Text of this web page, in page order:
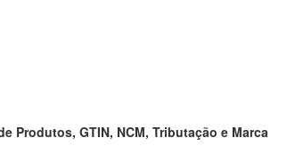
Produtos, GTIN, NCM, Tributação e Marca